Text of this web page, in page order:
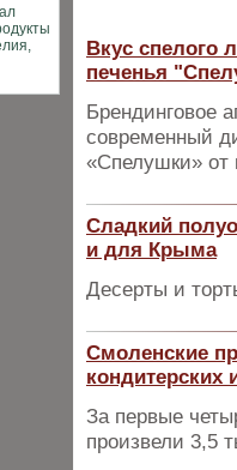
Вкус спелого
печенья
Брендинговое
современный
«Спелушки» от
Сладкий
и для Крыма
Десерты и
Смоленские
кондитерских
За первые
произвели 3,5